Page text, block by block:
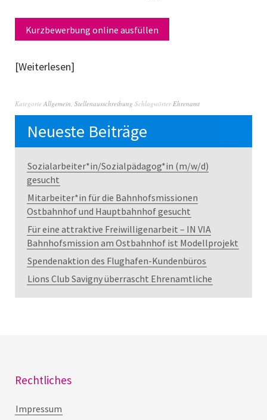
Kurzbewerbung online ausfüllen
Weiterlesen
Kategorie Allgemein, Stellenausschreibung SchlagwörterEhrenamt
Neueste Beiträge
Sozialarbeiter*in/Sozialpädagog*in (m/w/d)
gesucht
Mitarbeiter*in für die Bahnhofsmissionen
Ostbahnhof und Hauptbahnhof gesucht
Für eine attraktive Freiwilligenarbeit – IN VIA
Bahnhofsmission am Ostbahnhof ist Modellprojekt
Spendenaktion des Flughafen-Kundenbüros
Lions Club Savigny überrascht Ehrenamtliche
Rechtliches
Impressum